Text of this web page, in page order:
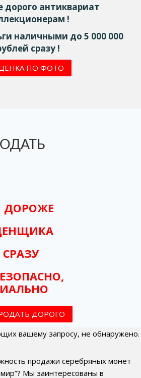
дорого антиквариат
!
наличными до 5 000 000
сразу !
ПО ФОТО
ДОРОЖЕ
ДОРОГО
вашему запросу, не обнаружено.
продажи серебряных монет
Мы заинтересованы в